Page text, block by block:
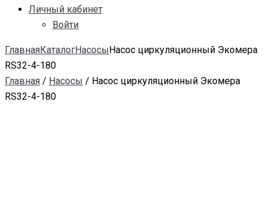
Личный кабинет
Войти
ГлавнаяКаталогНасосыНасос циркуляционный Экомера
RS32-4-180
Главная / Насосы / Насос циркуляционный Экомера
RS32-4-180